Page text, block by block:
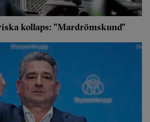
kollaps: "Mardrömskund"